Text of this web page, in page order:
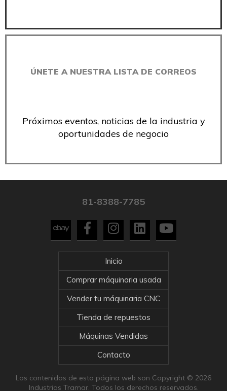
ÚNETE A NUESTRA LISTA DE CORREOS
Próximos eventos, noticias de la industria y
oportunidades de negocio
81-8388-7785
Inicio
Comprar máquinaria usada
Vender tu máquinaria CNC
Tienda de repuestos
Máquinas Vendidas
Contacto
Los contenidos de esta página web son Copyright © 2026
Industrias Tramar. Todos los derechos reservados.